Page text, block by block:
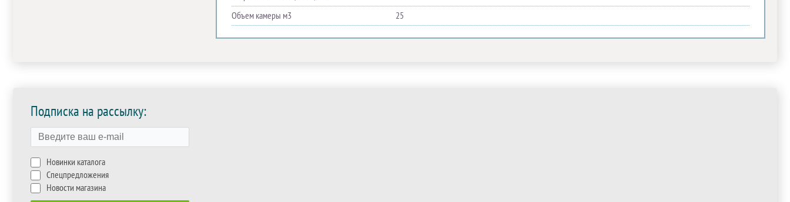
Объем камеры м​3
25
Подписка на рассылку:
Новинки каталога
Спецпредложения
Новости магазина